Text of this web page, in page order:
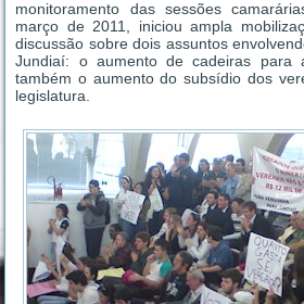
monitoramento das sessões
março de 2011, iniciou ampla
discussão sobre dois assuntos
Jundiaí: o aumento de cadeiras para
também o aumento do subsídio dos
legislatura.